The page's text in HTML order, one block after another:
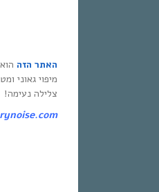
האתר הזה
מיפוי גאוני
צלילה נעימה!